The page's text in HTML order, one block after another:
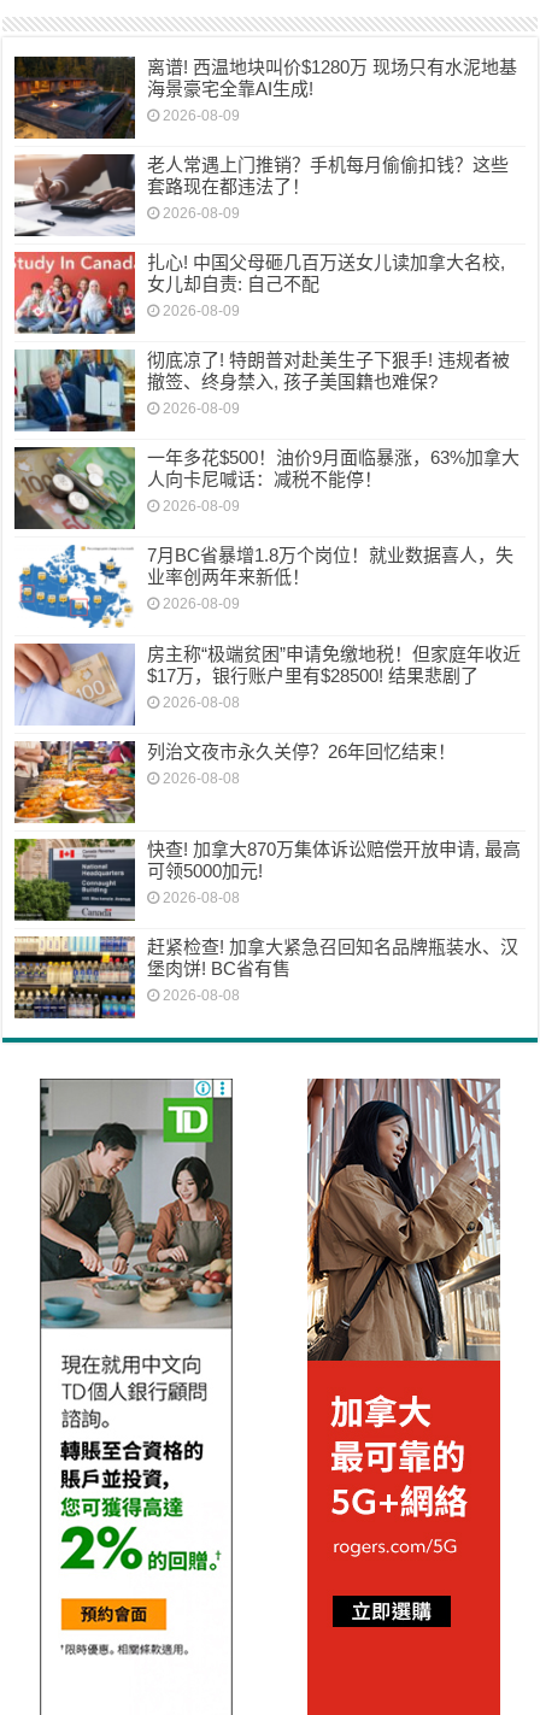
离谱! 西温地块叫价$1280万 现场只有水泥地基
海景豪宅全靠AI生成!
2026-08-09
老人常遇上门推销？手机每月偷偷扣钱？这些
套路现在都违法了！
2026-08-09
扎心! 中国父母砸几百万送女儿读加拿大名校,
女儿却自责: 自己不配
2026-08-09
彻底凉了! 特朗普对赴美生子下狠手! 违规者被
撤签、终身禁入, 孩子美国籍也难保?
2026-08-09
一年多花$500！油价9月面临暴涨，63%加拿大
人向卡尼喊话：减税不能停！
2026-08-09
7月BC省暴增1.8万个岗位！就业数据喜人，失
业率创两年来新低！
2026-08-09
房主称“极端贫困”申请免缴地税！但家庭年收近
$17万，银行账户里有$28500! 结果悲剧了
2026-08-08
列治文夜市永久关停？26年回忆结束！
2026-08-08
快查! 加拿大870万集体诉讼赔偿开放申请, 最高
可领5000加元!
2026-08-08
赶紧检查! 加拿大紧急召回知名品牌瓶装水、汉
堡肉饼! BC省有售
2026-08-08